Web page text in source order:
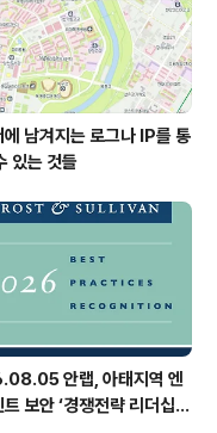
에 남겨지는 로그나 IP를 통
있는 것들
안랩, 아태지역 엔
보안 ‘경쟁전략 리더십’